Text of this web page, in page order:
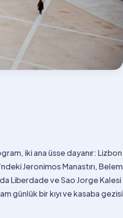
iki ana üsse dayanır: Lizbon
Jeronimos Manastırı, Belem
Liberdade ve Sao Jorge Kalesi
günlük bir kıyı ve kasaba gezisi